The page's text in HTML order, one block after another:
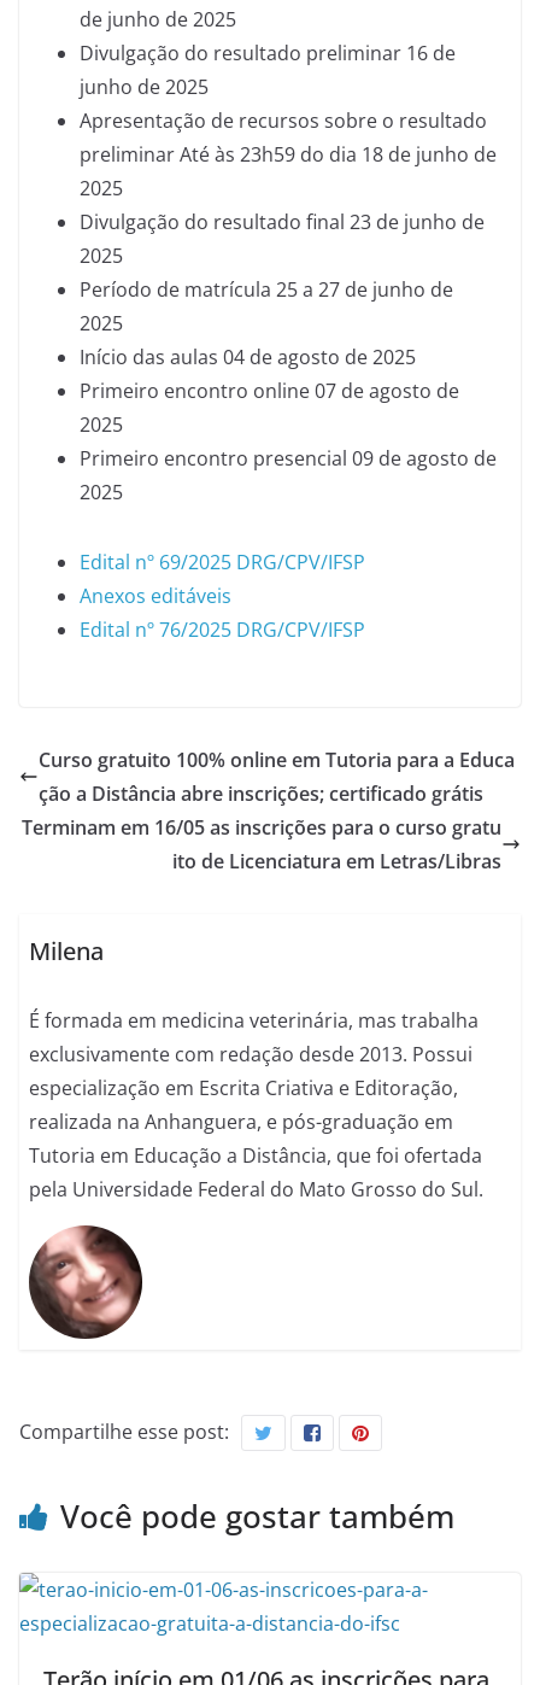
de junho de 2025
Divulgação do resultado preliminar 16 de
junho de 2025
Apresentação de recursos sobre o resultado
preliminar Até às 23h59 do dia 18 de junho de
2025
Divulgação do resultado final 23 de junho de
2025
Período de matrícula 25 a 27 de junho de
2025
Início das aulas 04 de agosto de 2025
Primeiro encontro online 07 de agosto de
2025
Primeiro encontro presencial 09 de agosto de
2025
Edital nº 69/2025 DRG/CPV/IFSP
Anexos editáveis
Edital nº 76/2025 DRG/CPV/IFSP
Curso gratuito 100% online em Tutoria para a Educa
ção a Distância abre inscrições; certificado grátis
Terminam em 16/05 as inscrições para o curso gratu
ito de Licenciatura em Letras/Libras
Milena
É formada em medicina veterinária, mas trabalha
exclusivamente com redação desde 2013. Possui
especialização em Escrita Criativa e Editoração,
realizada na Anhanguera, e pós-graduação em
Tutoria em Educação a Distância, que foi ofertada
pela Universidade Federal do Mato Grosso do Sul.
Compartilhe esse post:
Você pode gostar também